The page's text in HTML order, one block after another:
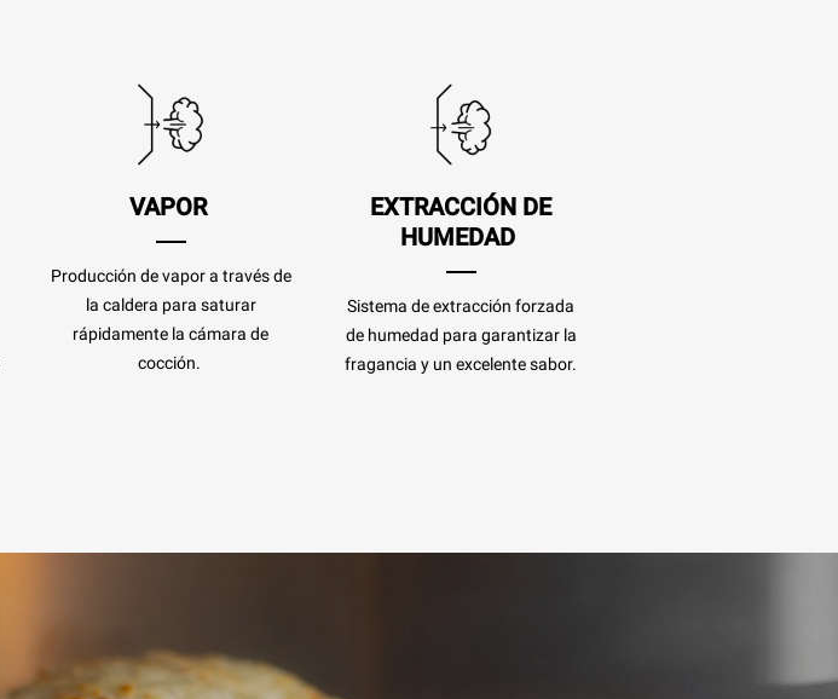
VAPOR
Producción de vapor a través de
la caldera para saturar
rápidamente la cámara de
cocción.
EXTRACCIÓN DE
HUMEDAD
Sistema de extracción forzada
de humedad para garantizar la
fragancia y un excelente sabor.